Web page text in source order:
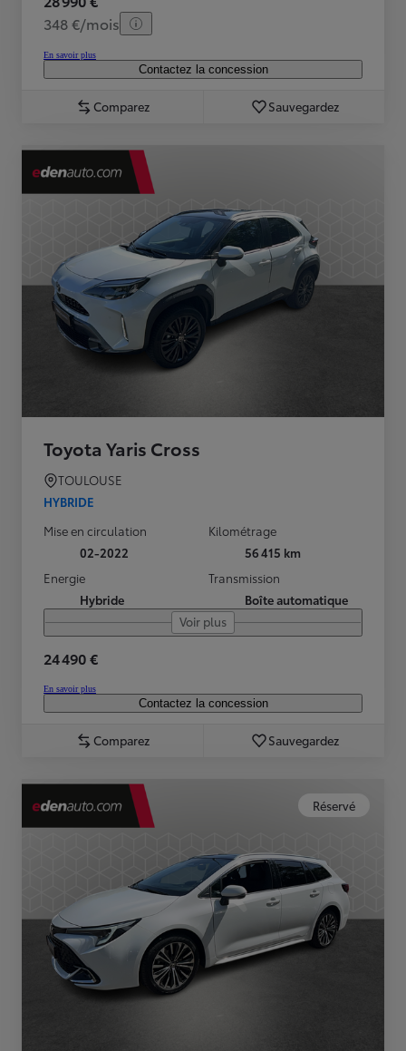
348 €/mois
En savoir plus
Contactez la concession
Comparez Sauvegardez
Toyota Yaris Cross
TOULOUSE
HYBRIDE
Mise en circulation
02-2022
Kilométrage
56 415 km
Energie
Hybride
Transmission
Boîte automatique
Voir plus
24 490 €
En savoir plus
Contactez la concession
Comparez Sauvegardez
Réservé